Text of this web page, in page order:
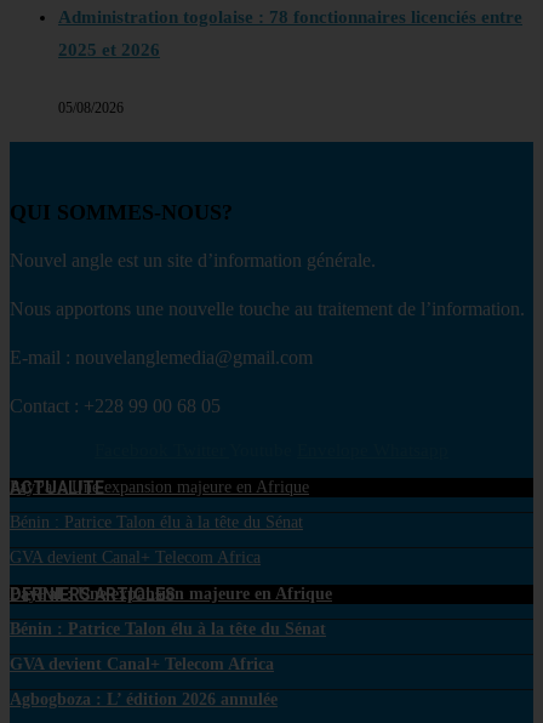
Administration togolaise : 78 fonctionnaires licenciés entre
2025 et 2026
05/08/2026
QUI SOMMES-NOUS?
Nouvel angle est un site d’information générale.
Nous apportons une nouvelle touche au traitement de l’information.
E-mail : nouvelanglemedia@gmail.com
Contact : +228 99 00 68 05
ACTUALITE
PayPal : Une expansion majeure en Afrique
Bénin : Patrice Talon élu à la tête du Sénat
GVA devient Canal+ Telecom Africa
DERNIERS ARTICLES
PayPal : Une expansion majeure en Afrique
Bénin : Patrice Talon élu à la tête du Sénat
GVA devient Canal+ Telecom Africa
Agbogboza : L’ édition 2026 annulée